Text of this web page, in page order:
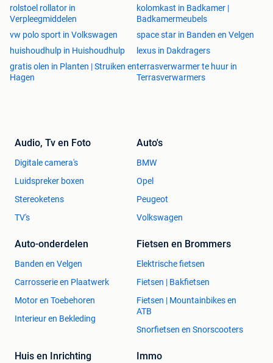
Onze advertenties worden met de grootste zorg
samengesteld. Ondanks alle inspanningen kan er een fout
in de advertentie voorkomen. Er kunnen geen rechten
worden ontleend aan de advertentie.
rolstoel rollator in
Verpleegmiddelen
kolomkast in Badkamer |
Badkamermeubels
vw polo sport in Volkswagen
space star in Banden en Velgen
huishoudhulp in Huishoudhulp
lexus in Dakdragers
gratis olen in Planten | Struiken en
Hagen
terrasverwarmer te huur in
Terrasverwarmers
Audio, Tv en Foto
Digitale camera's
Luidspreker boxen
Stereoketens
TV's
Auto's
BMW
Opel
Peugeot
Volkswagen
Auto-onderdelen
Banden en Velgen
Carrosserie en Plaatwerk
Motor en Toebehoren
Interieur en Bekleding
Fietsen en Brommers
Elektrische fietsen
Fietsen | Bakfietsen
Fietsen | Mountainbikes en
ATB
Snorfietsen en Snorscooters
Huis en Inrichting Immo